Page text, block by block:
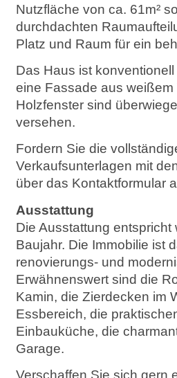
Nutzfläche von ca. 61m²
durchdachten
Platz und Raum für ein
Das Haus ist
eine Fassade aus weißem
Holzfenster sind
versehen.
Fordern Sie die
Verkaufsunterlagen mit
über das Kontaktformular
Ausstattung
Die Ausstattung
Baujahr. Die Immobilie ist
renovierungs- und
Erwähnenswert sind die
Kamin, die Zierdecken im
Essbereich, die
Einbauküche, die
Garage.
Verschaffen Sie sich gern